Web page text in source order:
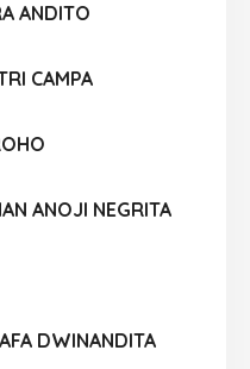
ANDITO
CAMPA
ANOJI NEGRITA
DWINANDITA